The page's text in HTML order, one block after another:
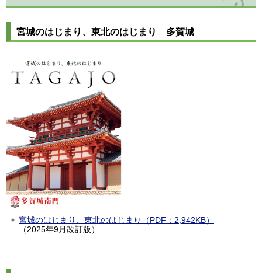
宮城のはじまり、東北のはじまり 多賀城
宮城のはじまり、東北のはじまり（PDF：2,942KB）
（2025年9月改訂版）